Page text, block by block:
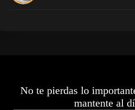
No te pierdas lo
mantente al